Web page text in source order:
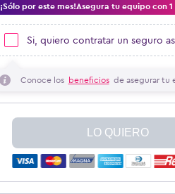
¡Sólo por este mes!Asegura tu equipo con
Si, quiero contratar un seguro
Conoce los beneficios de asegurar tu
LO QUIERO